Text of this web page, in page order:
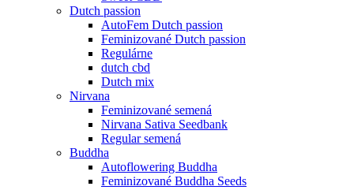
Dutch passion
AutoFem Dutch passion
Feminizované Dutch passion
Regulárne
dutch cbd
Dutch mix
Nirvana
Feminizované semená
Nirvana Sativa Seedbank
Regular semená
Buddha
Autoflowering Buddha
Feminizované Buddha Seeds